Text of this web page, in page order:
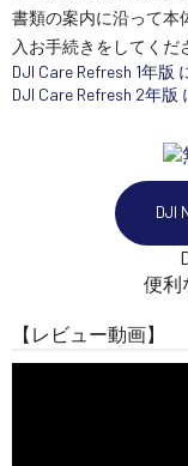
書類の案内に沿って本
入お手続きをしてくだ
DJI Care Refresh 1年版
DJI Care Refresh 2年
DJI
便利
【レビュー動画】